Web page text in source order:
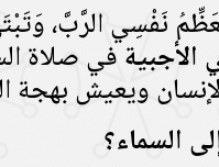
نَفْسِي الرَّبَّ،
في صلاة
ويعيش بهجة
السماء؟